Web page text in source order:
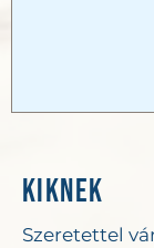
Kiknek
Szeretettel